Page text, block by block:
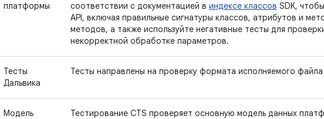
платформы
соответствии с документацией в индексе классов SDK,
API, включая правильные сигнатуры классов, атрибутов и
методов, а также используйте негативные тесты для
некорректной обработке параметров.
Тесты
Дальвика
Тесты направлены на проверку формата исполняемого файла
Модель
Тестирование CTS проверяет основную модель данных